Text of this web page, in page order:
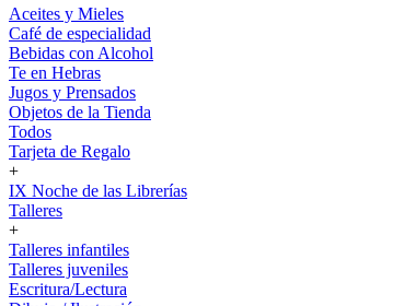
Aceites y Mieles
Café de especialidad
Bebidas con Alcohol
Te en Hebras
Jugos y Prensados
Objetos de la Tienda
Todos
Tarjeta de Regalo
+
IX Noche de las Librerías
Talleres
+
Talleres infantiles
Talleres juveniles
Escritura/Lectura